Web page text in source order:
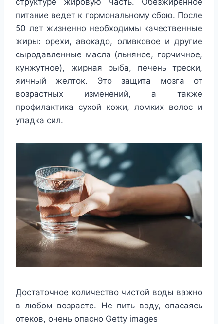
структуре жировую часть. Обезжиренное
питание ведет к гормональному сбою. После
50 лет жизненно необходимы качественные
жиры: орехи, авокадо, оливковое и другие
сыродавленные масла (льняное, горчичное,
кунжутное), жирная рыба, печень трески,
яичный желток. Это защита мозга от
возрастных изменений, а также
профилактика сухой кожи, ломких волос и
упадка сил.
Достаточное количество чистой воды важно
в любом возрасте. Не пить воду, опасаясь
отеков, очень опасно Getty images